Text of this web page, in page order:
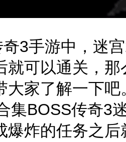
手游中，迷宫
就可以通关，
大家了解一下
集BOSS传奇3
爆炸的任务之